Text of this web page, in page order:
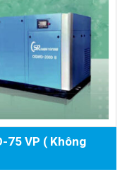
75 VP ( Không